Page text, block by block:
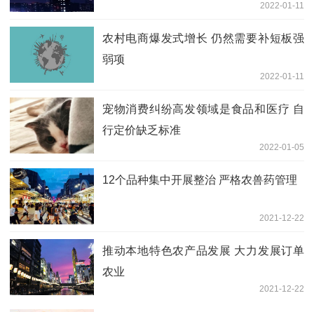
2022-01-11
农村电商爆发式增长 仍然需要补短板强
弱项
2022-01-11
宠物消费纠纷高发领域是食品和医疗 自
行定价缺乏标准
2022-01-05
12个品种集中开展整治 严格农兽药管理
2021-12-22
推动本地特色农产品发展 大力发展订单
农业
2021-12-22